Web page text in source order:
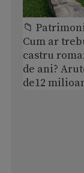
📁
Cum ar
castru
de ani?
de12